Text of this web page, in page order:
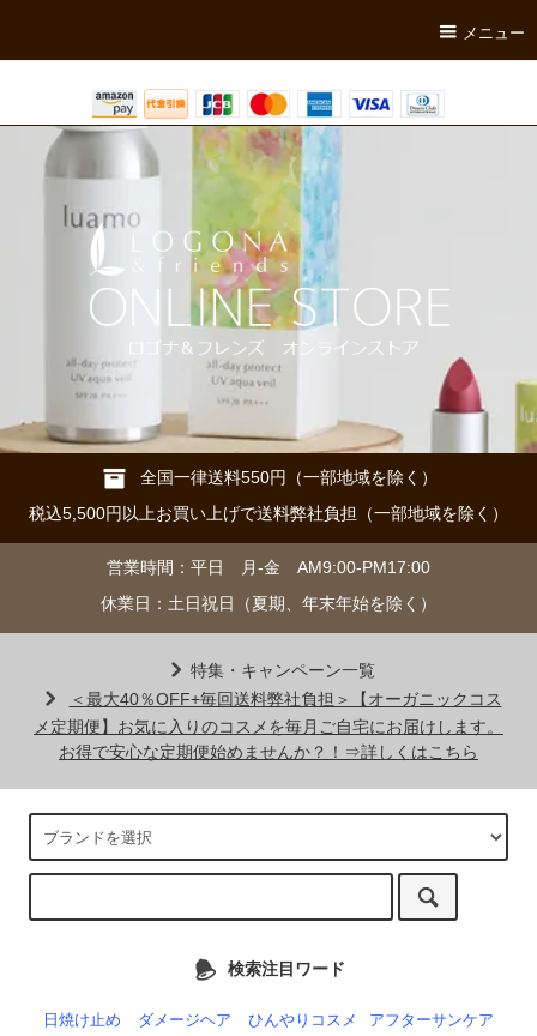
メニュー
全国一律送料550円（一部地域を除く）
税込5,500円以上お買い上げで送料弊社負担（一部地域を除く）
営業時間：平日 月-金 AM9:00-PM17:00
休業日：土日祝日（夏期、年末年始を除く）
特集・キャンペーン一覧
＜最大40％OFF+毎回送料弊社負担＞【オーガニックコス
メ定期便】お気に入りのコスメを毎月ご自宅にお届けします。
お得で安心な定期便始めませんか？！⇒詳しくはこちら
検索注目ワード
日焼け止め ダメージヘア ひんやりコスメ
アフターサンケア